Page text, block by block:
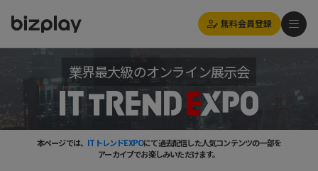
無料会員登録
業界最大級のオンライン展示会
本ページでは、 ITトレンドEXPOにて過去配信した人気コンテンツの一部を
アーカイブでお楽しみいただけます。